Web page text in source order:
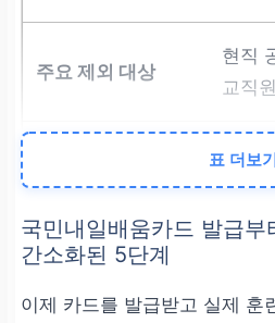
현직
교직원
별정
외,퇴
합니
연령
표 더보
국민내일배움카드 발급부
간소화된 5단계
이제 카드를 발급받고 실제 훈